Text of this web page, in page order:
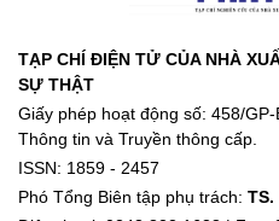
TẠP CHÍ ĐIỆN TỬ CỦA NHÀ
SỰ THẬT
Giấy phép hoạt động số: 458/
Thông tin và Truyền thông cấp.
ISSN: 1859 - 2457
Phó Tổng Biên tập phụ trách: